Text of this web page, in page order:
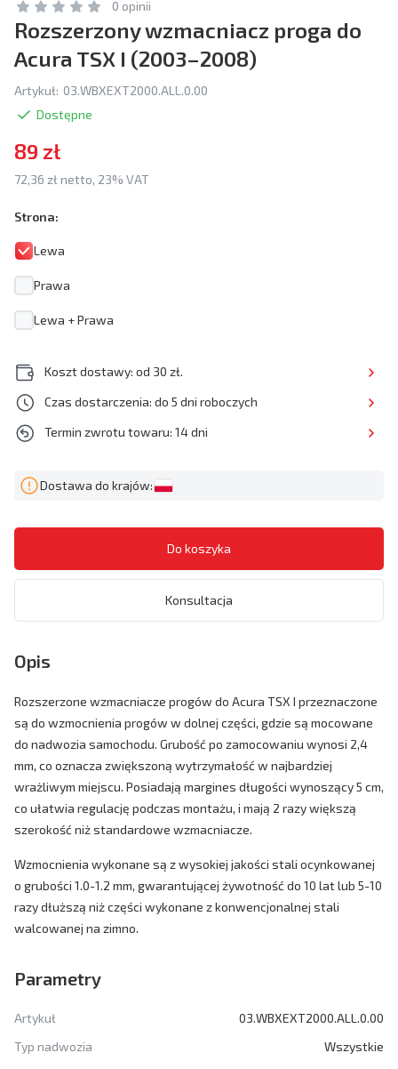
0 opinii
Rozszerzony wzmacniacz proga do
Acura TSX I (2003–2008)
Artykuł: 03.WBXEXT2000.ALL.0.00
Dostępne
89 zł
72,36 zł netto, 23% VAT
Strona:
Lewa
Prawa
Lewa + Prawa
Koszt dostawy: od 30 zł.
Czas dostarczenia: do 5 dni roboczych
Termin zwrotu towaru: 14 dni
Dostawa do krajów:
Konsultacja
Opis
Rozszerzone wzmacniacze progów do Acura TSX I przeznaczone
są do wzmocnienia progów w dolnej części, gdzie są mocowane
do nadwozia samochodu. Grubość po zamocowaniu wynosi 2,4
mm, co oznacza zwiększoną wytrzymałość w najbardziej
wrażliwym miejscu. Posiadają margines długości wynoszący 5 cm,
co ułatwia regulację podczas montażu, i mają 2 razy większą
szerokość niż standardowe wzmacniacze.
Wzmocnienia wykonane są z wysokiej jakości stali ocynkowanej
o grubości 1.0-1.2 mm, gwarantującej żywotność do 10 lat lub 5-10
razy dłuższą niż części wykonane z konwencjonalnej stali
walcowanej na zimno.
Parametry
Artykuł
03.WBXEXT2000.ALL.0.00
Typ nadwozia
Wszystkie